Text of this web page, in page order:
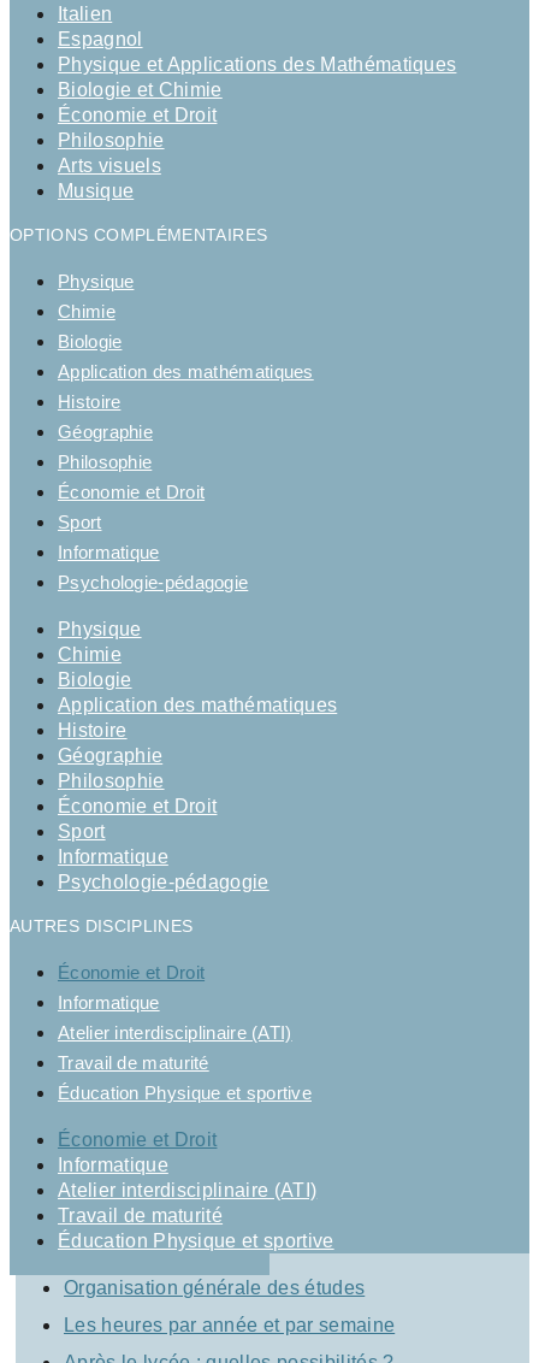
Italien
Espagnol
Physique et Applications des Mathématiques
Biologie et Chimie
Économie et Droit
Philosophie
Arts visuels
Musique
OPTIONS COMPLÉMENTAIRES
Physique
Chimie
Biologie
Application des mathématiques
Histoire
Géographie
Philosophie
Économie et Droit
Sport
Informatique
Psychologie-pédagogie
Physique
Chimie
Biologie
Application des mathématiques
Histoire
Géographie
Philosophie
Économie et Droit
Sport
Informatique
Psychologie-pédagogie
AUTRES DISCIPLINES
Économie et Droit
Informatique
Atelier interdisciplinaire (ATI)
Travail de maturité
Éducation Physique et sportive
Économie et Droit
Informatique
Atelier interdisciplinaire (ATI)
Travail de maturité
Éducation Physique et sportive
Organisation générale des études
Les heures par année et par semaine